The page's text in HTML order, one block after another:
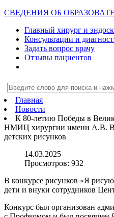
СВЕДЕНИЯ ОБ
Главный хирург и
Консультации и
Задать вопрос врачу
Отзывы пациентов
Главная
Новости
К 80-летию Победы в
НМИЦ хирургии имени А.В.
детских рисунков
14.03.2025
Просмотров: 932
В конкурсе рисунков «Я
дети и внуки сотрудников
Конкурс был организован